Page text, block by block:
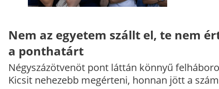
Nem az egyetem szállt el, te nem
a ponthatárt
Négyszázötvenöt pont láttán könnyű
Kicsit nehezebb megérteni, honnan jött a